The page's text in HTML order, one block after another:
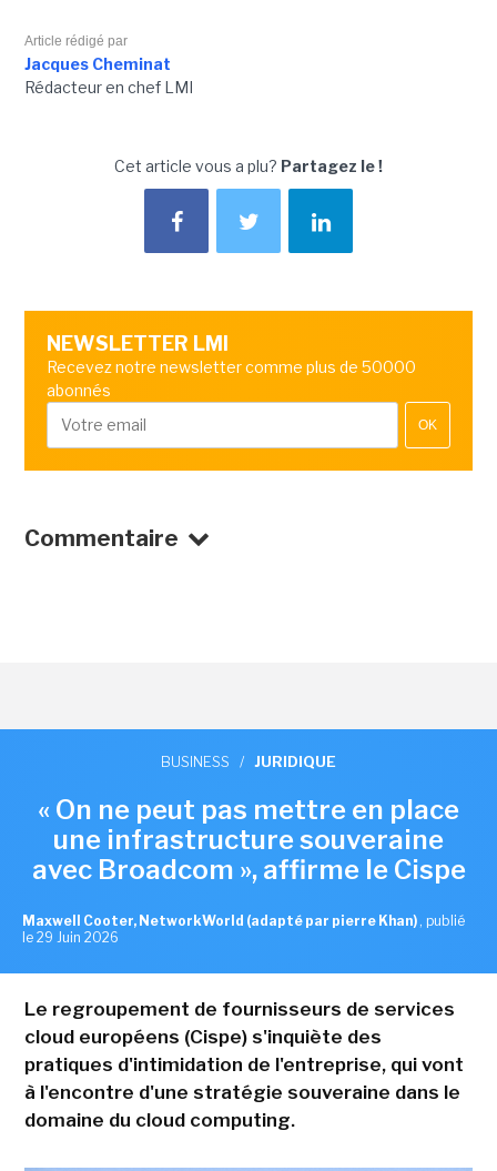
Article rédigé par
Jacques Cheminat
Rédacteur en chef LMI
Cet article vous a plu? Partagez le !
NEWSLETTER LMI
Recevez notre newsletter comme plus de 50000
abonnés
OK
Commentaire
BUSINESS / JURIDIQUE
« On ne peut pas mettre en place
une infrastructure souveraine
avec Broadcom », affirme le Cispe
Maxwell Cooter, NetworkWorld (adapté par pierre Khan) , publié
le 29 Juin 2026
Le regroupement de fournisseurs de services
cloud européens (Cispe) s'inquiète des
pratiques d'intimidation de l'entreprise, qui vont
à l'encontre d'une stratégie souveraine dans le
domaine du cloud computing.